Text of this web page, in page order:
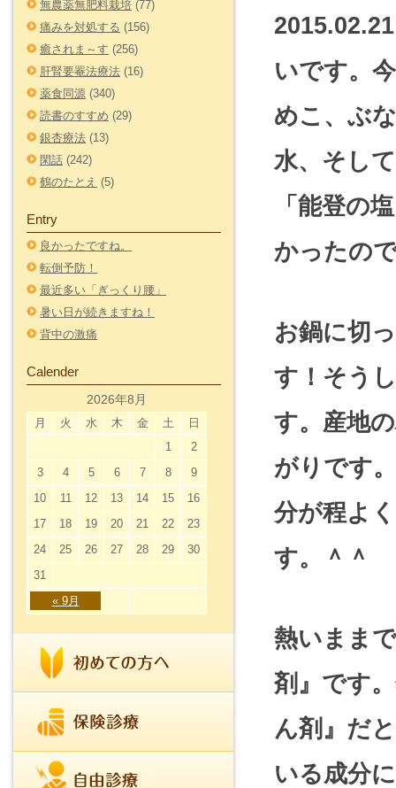
無農薬無肥料栽培 (77)
痛みを対処する (156)
癒されま～す (256)
肝腎要罨法療法 (16)
薬食同源 (340)
読書のすすめ (29)
銀杏療法 (13)
閑話 (242)
鶴のたとえ (5)
Entry
良かったですね。
転倒予防！
最近多い「ぎっくり腰」
暑い日が続きますね！
背中の激痛
Calender
2026年8月
月 火 水 木 金 土 日
« 9月
1
2
3
4 5 6 7 8
9
10
11 12 13 14 15
16
17
18 19 20 21 22
23
24
25 26 27 28 29
30
31
いです。
めこ、ぶ
水、そし
「能登の
かったの
お鍋に切
す！そう
す。産地
がりです
分が程よ
す。＾＾
熱いまま
剤』です
ん剤』だ
いる成分